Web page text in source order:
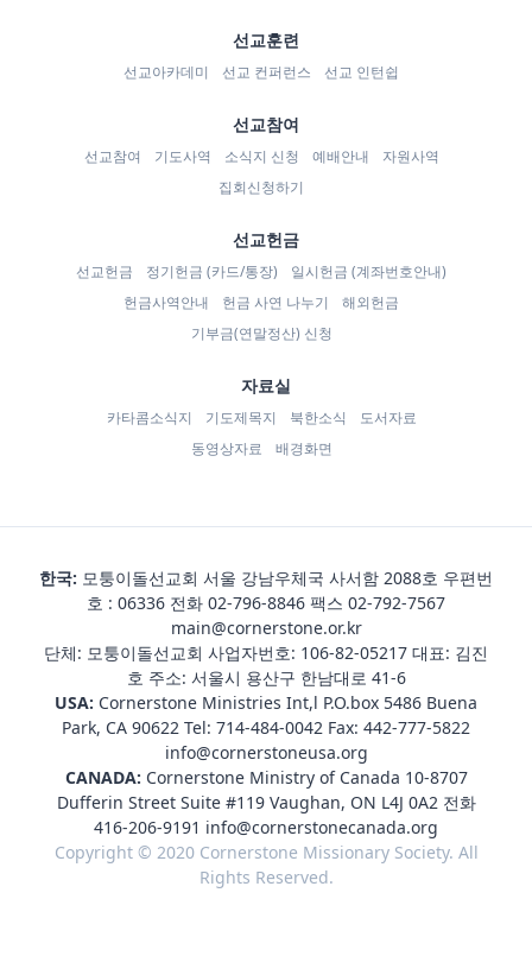
선교훈련
선교아카데미 선교 컨퍼런스 선교 인턴쉽
선교참여
선교참여 기도사역 소식지 신청 예배안내
자원사역
집회신청하기
선교헌금
선교헌금 정기헌금 (카드/통장)
일시헌금 (계좌번호안내)
헌금사역안내
헌금 사연 나누기
해외헌금
기부금(연말정산) 신청
자료실
카타콤소식지 기도제목지 북한소식
도서자료
동영상자료
배경화면
한국: 모퉁이돌선교회 서울 강남우체국 사서함 2088호 우편번
호 : 06336 전화 02-796-8846 팩스 02-792-7567
main@cornerstone.or.kr
단체: 모퉁이돌선교회 사업자번호: 106-82-05217 대표: 김진
호 주소: 서울시 용산구 한남대로 41-6
USA: Cornerstone Ministries Int,l P.O.box 5486 Buena
Park, CA 90622 Tel: 714-484-0042 Fax: 442-777-5822
info@cornerstoneusa.org
CANADA: Cornerstone Ministry of Canada 10-8707
Dufferin Street Suite #119 Vaughan, ON L4J 0A2 전화
416-206-9191 info@cornerstonecanada.org
Copyright © 2020 Cornerstone Missionary Society. All
Rights Reserved.